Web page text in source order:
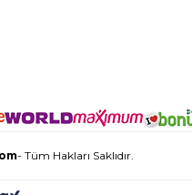
- Tüm Hakları Saklıdır.